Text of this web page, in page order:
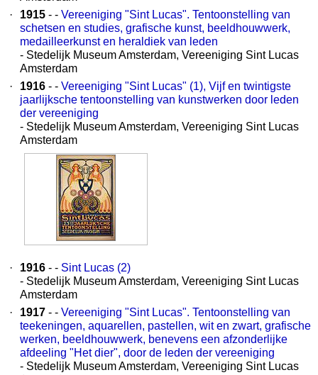
·
1915 - - Vereeniging "Sint Lucas". Tentoonstelling van
schetsen en studies, grafische kunst, beeldhouwwerk,
medailleerkunst en heraldiek van leden
- Stedelijk Museum Amsterdam, Vereeniging Sint Lucas
Amsterdam
·
1916 - - Vereeniging "Sint Lucas" (1), Vijf en twintigste
jaarlijksche tentoonstelling van kunstwerken door leden
der vereeniging
- Stedelijk Museum Amsterdam, Vereeniging Sint Lucas
Amsterdam
· 1916 - - Sint Lucas (2)
- Stedelijk Museum Amsterdam, Vereeniging Sint Lucas
Amsterdam
·
1917 - - Vereeniging "Sint Lucas". Tentoonstelling van
teekeningen, aquarellen, pastellen, wit en zwart, grafische
werken, beeldhouwwerk, benevens een afzonderlijke
afdeeling "Het dier", door de leden der vereeniging
- Stedelijk Museum Amsterdam, Vereeniging Sint Lucas